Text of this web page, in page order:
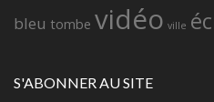
bleu tombe vidéo ville
S'ABONNER AU SITE